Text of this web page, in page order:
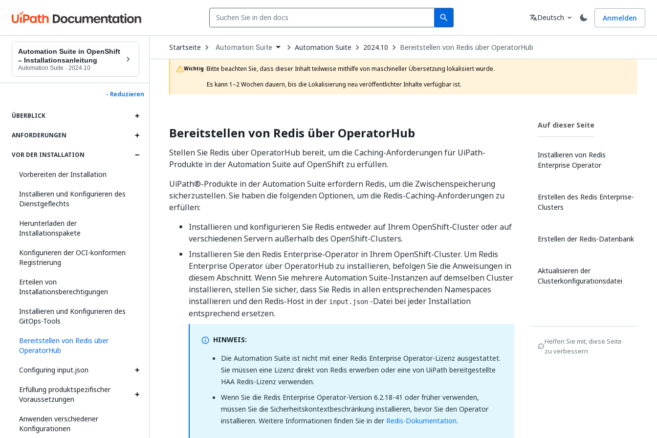
search
Search Sprache
translateDeutsch expand_more Anmelden
Automation Suite in OpenShift
– Installationsanleitung
Automation Suite · 2024.10
- Reduzieren
ÜBERBLICK
ANFORDERUNGEN
VOR DER INSTALLATION
Vorbereiten der Installation
Installieren und Konfigurieren des
Dienstgeflechts
Herunterladen der
Installationspakete
Konfigurieren der OCI-konformen
Registrierung
Erteilen von
Installationsberechtigungen
Installieren und Konfigurieren des
GitOps-Tools
Bereitstellen von Redis über
OperatorHub
Configuring input.json
Erfüllung produktspezifischer
Voraussetzungen
Anwenden verschiedener
Konfigurationen
Startseite Open
Dropdown
to
choose
product
Automation Suite Automation Suite 2024.10 Bereitstellen von Redis über OperatorHub
Wichtig :Bitte beachten Sie, dass dieser Inhalt teilweise mithilfe von maschineller Übersetzung lokalisiert wurde.
Es kann 1–2 Wochen dauern, bis die Lokalisierung neu veröffentlichter Inhalte verfügbar ist.
Bereitstellen von Redis über OperatorHub
Stellen Sie Redis über OperatorHub bereit, um die Caching-Anforderungen für UiPath-
Produkte in der Automation Suite auf OpenShift zu erfüllen.
UiPath®-Produkte in der Automation Suite erfordern Redis, um die Zwischenspeicherung
sicherzustellen. Sie haben die folgenden Optionen, um die Redis-Caching-Anforderungen zu
erfüllen:
Installieren und konfigurieren Sie Redis entweder auf Ihrem OpenShift-Cluster oder auf
verschiedenen Servern außerhalb des OpenShift-Clusters.
Installieren Sie den Redis Enterprise-Operator in Ihrem OpenShift-Cluster. Um Redis
Enterprise Operator über OperatorHub zu installieren, befolgen Sie die Anweisungen in
diesem Abschnitt. Wenn Sie mehrere Automation Suite-Instanzen auf demselben Cluster
installieren, stellen Sie sicher, dass Sie Redis in allen entsprechenden Namespaces
installieren und den Redis-Host in der input.json -Datei bei jeder Installation
entsprechend ersetzen.
HINWEIS:
Die Automation Suite ist nicht mit einer Redis Enterprise Operator-Lizenz ausgestattet.
Sie müssen eine Lizenz direkt von Redis erwerben oder eine von UiPath bereitgestellte
HAA Redis-Lizenz verwenden.
Wenn Sie die Redis Enterprise Operator-Version 6.2.18-41 oder früher verwenden,
müssen Sie die Sicherheitskontextbeschränkung installieren, bevor Sie den Operator
installieren. Weitere Informationen finden Sie in derRedis-Dokumentation.
Auf dieser Seite
Installieren von Redis
Enterprise Operator
Erstellen des Redis Enterprise-
Clusters
Erstellen der Redis-Datenbank
Aktualisieren der
Clusterkonfigurationsdatei
Helfen Sie mit, diese Seite
zu verbessern